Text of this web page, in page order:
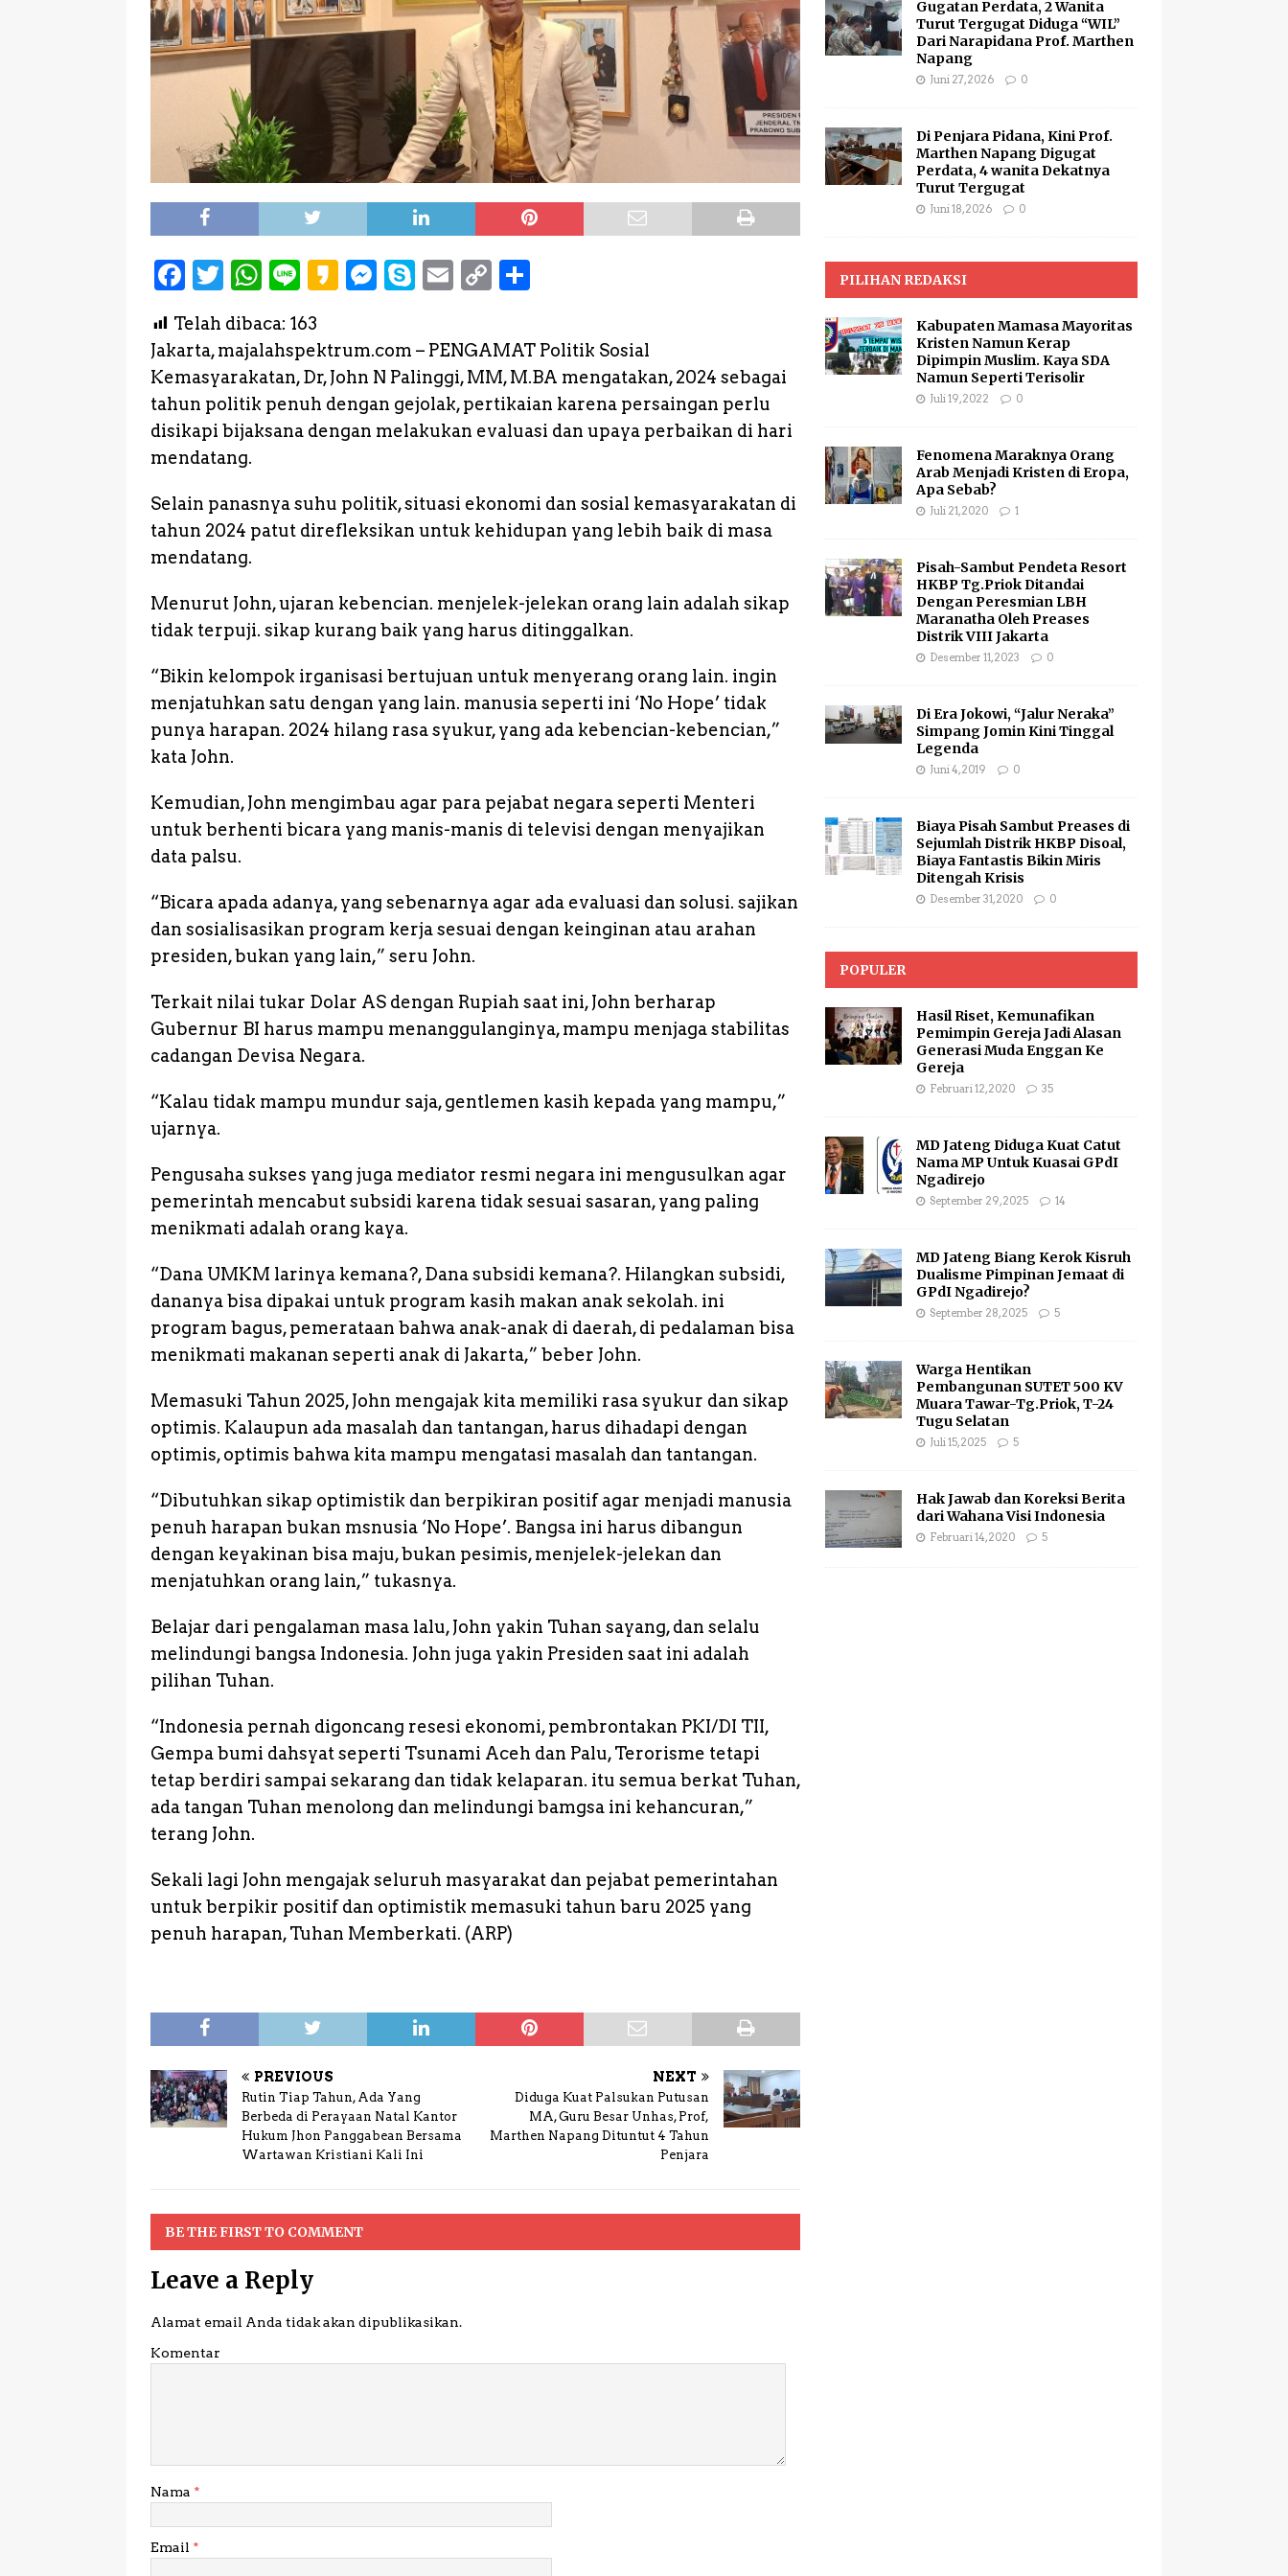
F
c
e
b
o
o
k
T
it
te
r
W
a
ts
A
p
L
n
e
K
a
o
M
s
e
n
e
r
S
y
p
e
E
a
il
C
p
y
L
i
a
r
e
Telah dibaca: 163
Jakarta, majalahspektrum.com – PENGAMAT Politik Sosial
Kemasyarakatan, Dr, John N Palinggi, MM, M.BA mengatakan, 2024 sebagai
tahun politik penuh dengan gejolak, pertikaian karena persaingan perlu
disikapi bijaksana dengan melakukan evaluasi dan upaya perbaikan di hari
mendatang.
Selain panasnya suhu politik, situasi ekonomi dan sosial kemasyarakatan di
tahun 2024 patut direfleksikan untuk kehidupan yang lebih baik di masa
mendatang.
Menurut John, ujaran kebencian. menjelek-jelekan orang lain adalah sikap
tidak terpuji. sikap kurang baik yang harus ditinggalkan.
“Bikin kelompok irganisasi bertujuan untuk menyerang orang lain. ingin
menjatuhkan satu dengan yang lain. manusia seperti ini ‘No Hope’ tidak
punya harapan. 2024 hilang rasa syukur, yang ada kebencian-kebencian,”
kata John.
Kemudian, John mengimbau agar para pejabat negara seperti Menteri
untuk berhenti bicara yang manis-manis di televisi dengan menyajikan
data palsu.
“Bicara apada adanya, yang sebenarnya agar ada evaluasi dan solusi. sajikan
dan sosialisasikan program kerja sesuai dengan keinginan atau arahan
presiden, bukan yang lain,” seru John.
Terkait nilai tukar Dolar AS dengan Rupiah saat ini, John berharap
Gubernur BI harus mampu menanggulanginya, mampu menjaga stabilitas
cadangan Devisa Negara.
“Kalau tidak mampu mundur saja, gentlemen kasih kepada yang mampu,”
ujarnya.
Pengusaha sukses yang juga mediator resmi negara ini mengusulkan agar
pemerintah mencabut subsidi karena tidak sesuai sasaran, yang paling
menikmati adalah orang kaya.
“Dana UMKM larinya kemana?, Dana subsidi kemana?. Hilangkan subsidi,
dananya bisa dipakai untuk program kasih makan anak sekolah. ini
program bagus, pemerataan bahwa anak-anak di daerah, di pedalaman bisa
menikmati makanan seperti anak di Jakarta,” beber John.
Memasuki Tahun 2025, John mengajak kita memiliki rasa syukur dan sikap
optimis. Kalaupun ada masalah dan tantangan, harus dihadapi dengan
optimis, optimis bahwa kita mampu mengatasi masalah dan tantangan.
“Dibutuhkan sikap optimistik dan berpikiran positif agar menjadi manusia
penuh harapan bukan msnusia ‘No Hope’. Bangsa ini harus dibangun
dengan keyakinan bisa maju, bukan pesimis, menjelek-jelekan dan
menjatuhkan orang lain,” tukasnya.
Belajar dari pengalaman masa lalu, John yakin Tuhan sayang, dan selalu
melindungi bangsa Indonesia. John juga yakin Presiden saat ini adalah
pilihan Tuhan.
“Indonesia pernah digoncang resesi ekonomi, pembrontakan PKI/DI TII,
Gempa bumi dahsyat seperti Tsunami Aceh dan Palu, Terorisme tetapi
tetap berdiri sampai sekarang dan tidak kelaparan. itu semua berkat Tuhan,
ada tangan Tuhan menolong dan melindungi bamgsa ini kehancuran,”
terang John.
Sekali lagi John mengajak seluruh masyarakat dan pejabat pemerintahan
untuk berpikir positif dan optimistik memasuki tahun baru 2025 yang
penuh harapan, Tuhan Memberkati. (ARP)
PREVIOUS
Rutin Tiap Tahun, Ada Yang
Berbeda di Perayaan Natal Kantor
Hukum Jhon Panggabean Bersama
Wartawan Kristiani Kali Ini
NEXT
Diduga Kuat Palsukan Putusan
MA, Guru Besar Unhas, Prof,
Marthen Napang Dituntut 4 Tahun
Penjara
BE THE FIRST TO COMMENT
Leave a Reply
Alamat email Anda tidak akan dipublikasikan.
Komentar
Nama *
Email *
Gugatan Perdata, 2 Wanita
Turut Tergugat Diduga “WIL”
Dari Narapidana Prof. Marthen
Napang
Juni 27, 2026 0
Di Penjara Pidana, Kini Prof.
Marthen Napang Digugat
Perdata, 4 wanita Dekatnya
Turut Tergugat
Juni 18, 2026 0
PILIHAN REDAKSI
Kabupaten Mamasa Mayoritas
Kristen Namun Kerap
Dipimpin Muslim. Kaya SDA
Namun Seperti Terisolir
Juli 19, 2022 0
Fenomena Maraknya Orang
Arab Menjadi Kristen di Eropa,
Apa Sebab?
Juli 21, 2020 1
Pisah-Sambut Pendeta Resort
HKBP Tg.Priok Ditandai
Dengan Peresmian LBH
Maranatha Oleh Preases
Distrik VIII Jakarta
Desember 11, 2023 0
Di Era Jokowi, “Jalur Neraka”
Simpang Jomin Kini Tinggal
Legenda
Juni 4, 2019 0
Biaya Pisah Sambut Preases di
Sejumlah Distrik HKBP Disoal,
Biaya Fantastis Bikin Miris
Ditengah Krisis
Desember 31, 2020 0
POPULER
Hasil Riset, Kemunafikan
Pemimpin Gereja Jadi Alasan
Generasi Muda Enggan Ke
Gereja
Februari 12, 2020 35
MD Jateng Diduga Kuat Catut
Nama MP Untuk Kuasai GPdI
Ngadirejo
September 29, 2025 14
MD Jateng Biang Kerok Kisruh
Dualisme Pimpinan Jemaat di
GPdI Ngadirejo?
September 28, 2025 5
Warga Hentikan
Pembangunan SUTET 500 KV
Muara Tawar-Tg.Priok, T-24
Tugu Selatan
Juli 15, 2025 5
Hak Jawab dan Koreksi Berita
dari Wahana Visi Indonesia
Februari 14, 2020 5